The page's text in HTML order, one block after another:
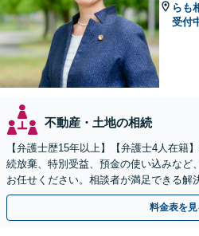
らも
受付
不動産・土地の相続
【弁護士歴15年以上】【弁護士4人在籍
続放棄、特別受益、預金の使い込みなど
お任せください。相談者が満足できる解
連携し最善を尽くします【完全個室】
料金表を見